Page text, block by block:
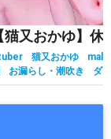
羽渕やむ
もも
り
葉加瀬冬雪
愛
虎姫コトカ
メアリ
猫又おかゆ
お漏らし・潮吹き
ダ
ホロライブ
主観視点